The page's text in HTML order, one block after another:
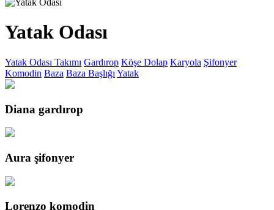
Yatak Odası
Yatak Odası Takımı Gardırop Köşe Dolap Karyola Şifonyer
Komodin Baza Baza Başlığı Yatak
Diana gardırop
Aura şifonyer
Lorenzo komodin